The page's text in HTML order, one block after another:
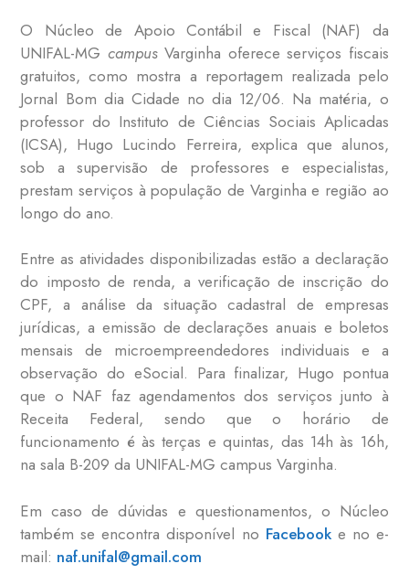
O Núcleo de Apoio Contábil e Fiscal (NAF) da
UNIFAL-MG campusVarginha oferece serviços fiscais
gratuitos, como mostra a reportagem realizada pelo
Jornal Bom dia Cidade no dia 12/06. Na matéria, o
professor do Instituto de Ciências Sociais Aplicadas
(ICSA), Hugo Lucindo Ferreira, explica que alunos,
sob a supervisão de professores e especialistas,
prestam serviços à população de Varginha e região ao
longo do ano.
Entre as atividades disponibilizadas estão a declaração
do imposto de renda, a verificação de inscrição do
CPF, a análise da situação cadastral de empresas
jurídicas, a emissão de declarações anuais e boletos
mensais de microempreendedores individuais e a
observação do eSocial. Para finalizar, Hugo pontua
que o NAF faz agendamentos dos serviços junto à
Receita Federal, sendo que o horário de
funcionamento é às terças e quintas, das 14h às 16h,
na sala B-209 da UNIFAL-MG campus Varginha.
Em caso de dúvidas e questionamentos, o Núcleo
também se encontra disponível no Facebooke no e-
mail: naf.unifal@gmail.com